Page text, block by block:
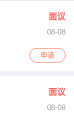
势入驻
面议
08-08
申请
面议
08-08